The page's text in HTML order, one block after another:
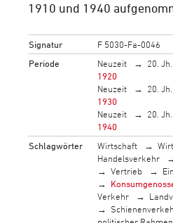
1910 und 1940
Signatur
F 5030-Fa-0046
Periode
Neuzeit 20. Jh.
1920
Neuzeit
20. Jh.
1930
Neuzeit
20. Jh.
1940
Schlagwörter
Wirtschaft
Handelsverkehr
Vertrieb
Verkehr